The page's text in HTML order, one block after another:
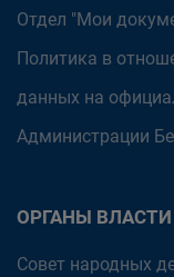
Отдел "Мои
Политика в
данных на
Администрации
ОРГАНЫ ВЛАСТИ
Совет народных